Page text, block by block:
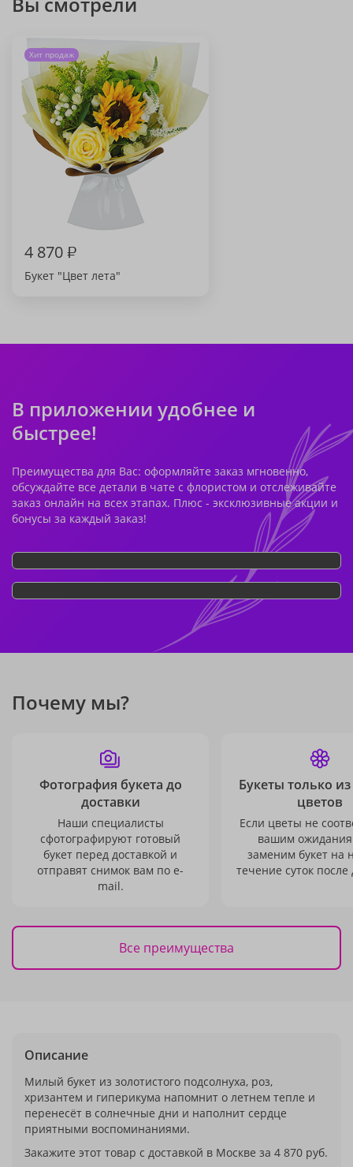
Хит продаж
4 870₽
Букет "Цвет лета"
В приложении удобнее и
быстрее!
Преимущества для Вас: оформляйте заказ мгновенно,
обсуждайте все детали в чате с флористом и отслеживайте
заказ онлайн на всех этапах. Плюс - эксклюзивные акции и
бонусы за каждый заказ!
Почему мы?
Фотография букета до
доставки
Наши специалисты
сфотографируют готовый
букет перед доставкой и
отправят снимок вам по e-
mail.
Букеты только
цветов
Если цветы не
вашим
заменим букет на
течение суток после
Все преимущества
Описание
Милый букет из золотистого подсолнуха, роз,
хризантем и гиперикума напомнит о летнем тепле и
перенесёт в солнечные дни и наполнит сердце
приятными воспоминаниями.
Закажите этот товар с доставкой в Москве за 4 870 руб.